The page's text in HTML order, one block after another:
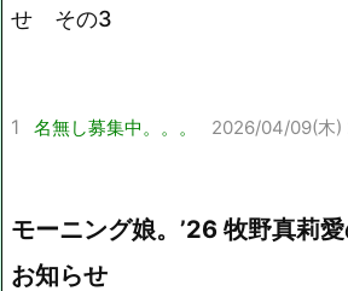
せ その3
1 名無し募集中。。。 2026/04/09(木)
モーニング娘。’26 牧野真莉
お知らせ